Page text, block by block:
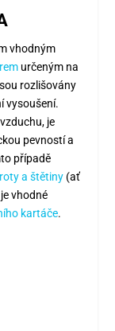
vhodným
určeným na
rozlišovány
vysoušení.
je
pevností a
případě
a štětiny(ať
vhodné
kartáče.